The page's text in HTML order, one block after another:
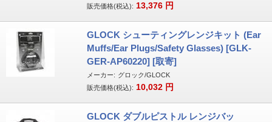
販売価格(税込): 13,376 円
GLOCK シューティングレンジキット (Ear
Muffs/Ear Plugs/Safety Glasses) [GLK-
GER-AP60220] [取寄]
メーカー: グロック/GLOCK
販売価格(税込): 10,032 円
GLOCK ダブルピストル レンジバッ